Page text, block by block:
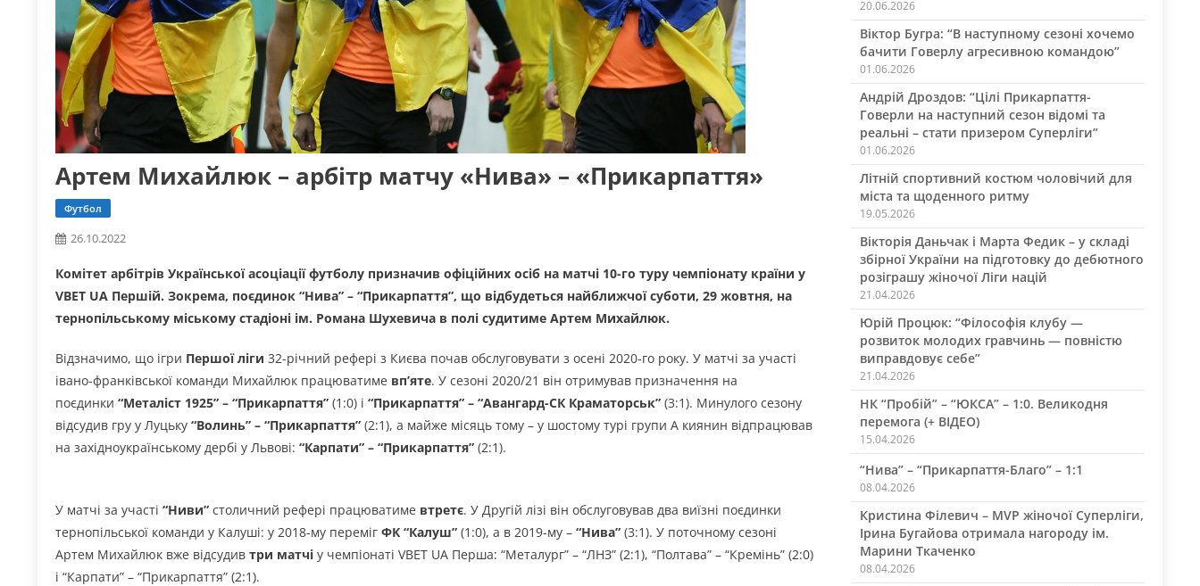
Артем Михайлюк – арбітр матчу «Нива» – «Прикарпаття»
Футбол
26.10.2022
Комітет арбітрів Української асоціації футболу призначив офіційних осіб на матчі 10-го туру чемпіонату країни у
VBET UA Першій. Зокрема, поєдинок “Нива” – “Прикарпаття”, що відбудеться найближчої суботи, 29 жовтня, на
тернопільському міському стадіоні ім. Романа Шухевича в полі судитиме Артем Михайлюк.
Відзначимо, що ігри Першої ліги 32-річний рефері з Києва почав обслуговувати з осені 2020-го року. У матчі за участі
івано-франківської команди Михайлюк працюватиме вп’яте. У сезоні 2020/21 він отримував призначення на
поєдинки “Металіст 1925” – “Прикарпаття” (1:0) і “Прикарпаття” – “Авангард-СК Краматорськ” (3:1). Минулого сезону
відсудив гру у Луцьку “Волинь” – “Прикарпаття” (2:1), а майже місяць тому – у шостому турі групи А киянин відпрацював
на західноукраїнському дербі у Львові: “Карпати” – “Прикарпаття” (2:1).
У матчі за участі “Ниви” столичний рефері працюватиме втретє. У Другій лізі він обслуговував два виїзні поєдинки
тернопільської команди у Калуші: у 2018-му переміг ФК “Калуш” (1:0), а в 2019-му – “Нива” (3:1). У поточному сезоні
Артем Михайлюк вже відсудив три матчі у чемпіонаті VBET UA Перша: “Металург” – “ЛНЗ” (2:1), “Полтава” – “Кремінь” (2:0)
і “Карпати” – “Прикарпаття” (2:1).
20.06.2026
Віктор Бугра: “В наступному сезоні хочемо
бачити Говерлу агресивною командою”
01.06.2026
Андрій Дроздов: “Цілі Прикарпаття-
Говерли на наступний сезон відомі та
реальні – стати призером Суперліги”
01.06.2026
Літній спортивний костюм чоловічий для
міста та щоденного ритму
19.05.2026
Вікторія Даньчак і Марта Федик – у складі
збірної України на підготовку до дебютного
розіграшу жіночої Ліги націй
21.04.2026
Юрій Процюк: “Філософія клубу —
розвиток молодих гравчинь — повністю
виправдовує себе”
21.04.2026
НК “Пробій” – “ЮКСА” – 1:0. Великодня
перемога (+ ВІДЕО)
15.04.2026
“Нива” – “Прикарпаття-Благо” – 1:1
08.04.2026
Кристина Філевич – MVP жіночої Суперліги,
Ірина Бугайова отримала нагороду ім.
Марини Ткаченко
08.04.2026